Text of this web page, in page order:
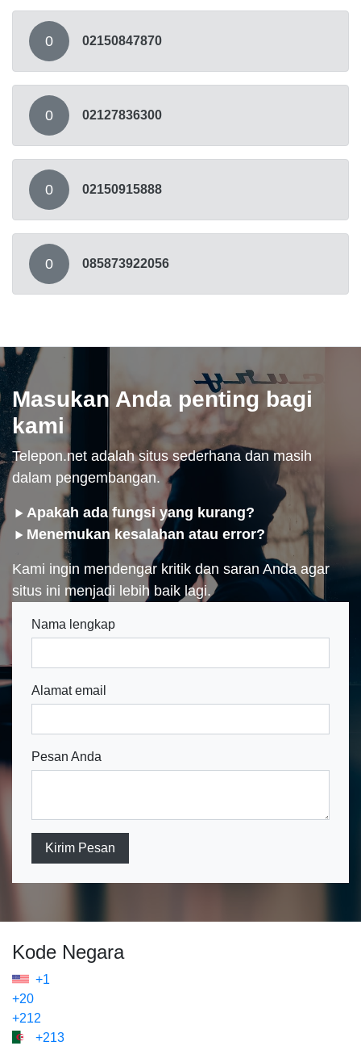
0 02150847870
0 02127836300
0 02150915888
0 085873922056
Masukan Anda penting bagi
kami
Telepon.net adalah situs sederhana dan masih
dalam pengembangan.
Apakah ada fungsi yang kurang?
Menemukan kesalahan atau error?
Kami ingin mendengar kritik dan saran Anda agar
situs ini menjadi lebih baik lagi.
Nama lengkap
Alamat email
Pesan Anda
Kirim Pesan
Kode Negara
+1
+20
+212
+213